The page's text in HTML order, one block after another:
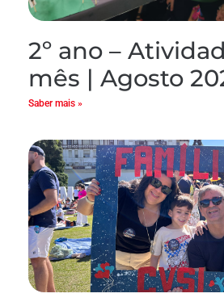
2º ano –
mês | Agosto
Saber mais »